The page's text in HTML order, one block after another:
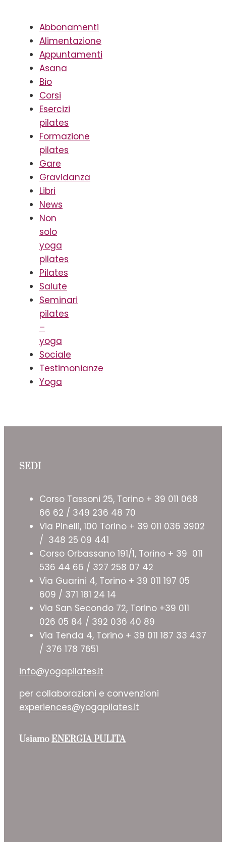
Abbonamenti
Alimentazione
Appuntamenti
Asana
Bio
Corsi
Esercizi
pilates
Formazione
pilates
Gare
Gravidanza
Libri
News
Non
solo
yoga
pilates
Pilates
Salute
Seminari
pilates
–
yoga
Sociale
Testimonianze
Yoga
SEDI
Corso Tassoni 25, Torino + 39 011 068
66 62 / 349 236 48 70
Via Pinelli, 100 Torino + 39 011 036 3902
/ 348 25 09 441
Corso Orbassano 191/1, Torino + 39 011
536 44 66 / 327 258 07 42
Via Guarini 4, Torino + 39 011 197 05
609 / 371 181 24 14
Via San Secondo 72, Torino +39 011
026 05 84 / 392 036 40 89
Via Tenda 4, Torino + 39 011 187 33 437
/ 376 178 7651
info@yogapilates.it
per collaborazioni e convenzioni
experiences@yogapilates.it
UsiamoENERGIA PULITA